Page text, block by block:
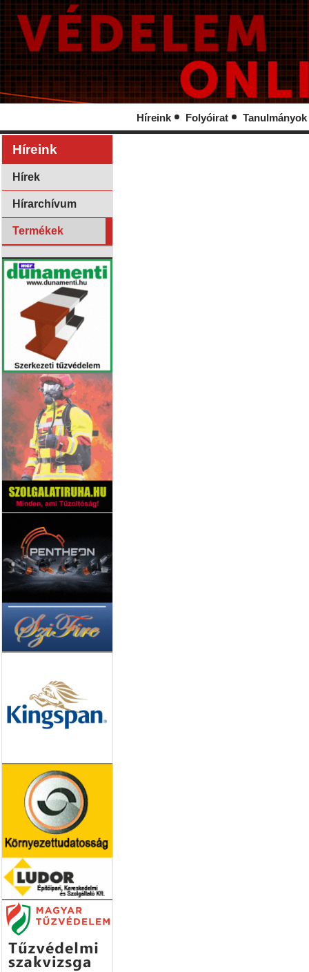
Híreink Folyóirat Tanulmányok
Híreink
Hírek
Hírarchívum
Termékek